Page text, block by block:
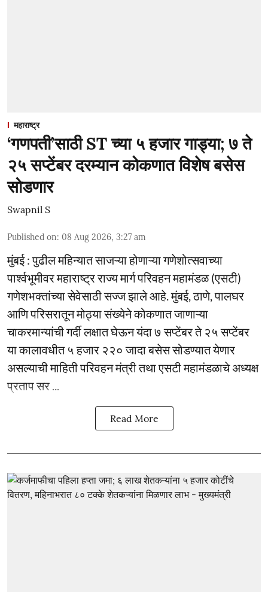
महाराष्ट्र
‘गणपती’साठी ST च्या ५ हजार गाड्या; ७ ते
२५ सप्टेंबर दरम्यान कोकणात विशेष बसेस
सोडणार
Swapnil S
Published on: 08 Aug 2026, 3:27 am
मुंबई : पुढील महिन्यात साजऱ्या होणाऱ्या गणेशोत्सवाच्या
पार्श्वभूमीवर महाराष्ट्र राज्य मार्ग परिवहन महामंडळ (एसटी)
गणेशभक्तांच्या सेवेसाठी सज्ज झाले आहे. मुंबई, ठाणे, पालघर
आणि परिसरातून मोठ्या संख्येने कोकणात जाणाऱ्या
चाकरमान्यांची गर्दी लक्षात घेऊन यंदा ७ सप्टेंबर ते २५ सप्टेंबर
या कालावधीत ५ हजार २२० जादा बसेस सोडण्यात येणार
असल्याची माहिती परिवहन मंत्री तथा एसटी महामंडळाचे अध्यक्ष
प्रताप सर ...
Read More